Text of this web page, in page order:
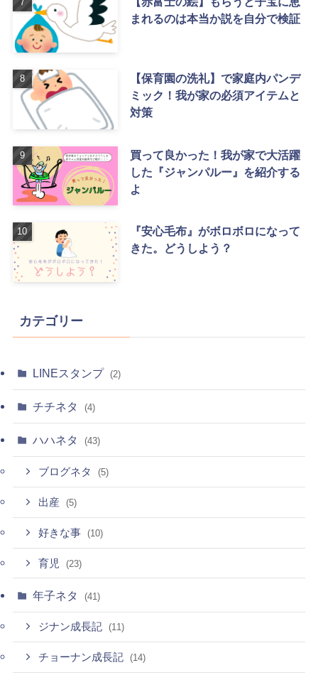
まれるのは本当か説を自分で検証
【保育園の洗礼】で家庭内パンデ
ミック！我が家の必須アイテムと
対策
買って良かった！我が家で大活躍
した『ジャンパルー』を紹介する
よ
『安心毛布』がボロボロになって
きた。どうしよう？
カテゴリー
LINEスタンプ (2)
チチネタ (4)
ハハネタ (43)
ブログネタ (5)
出産 (5)
好きな事 (10)
育児 (23)
年子ネタ (41)
ジナン成長記 (11)
チョーナン成長記 (14)